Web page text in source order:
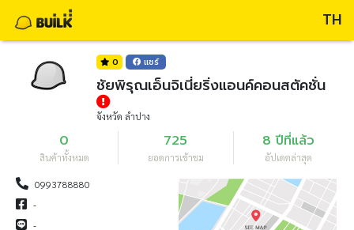
TH
0 แชร์
ชัยพิรุณเอ็นจิเนี่ยริ่งแอนค์คอนสตัคชั่น
จังหวัด ลำปาง
0
สินค้าทั้งหมด
725
ยอดการเข้าชม
8 ปีที่แล้ว
อัปเดตล่าสุด
0993788880
-
-